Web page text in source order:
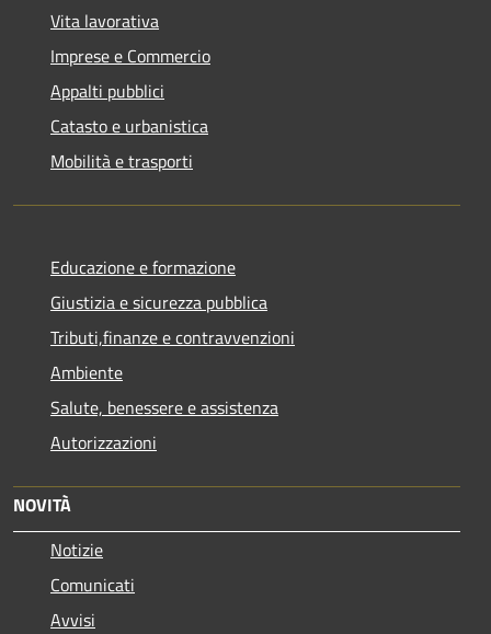
Vita lavorativa
Imprese e Commercio
Appalti pubblici
Catasto e urbanistica
Mobilità e trasporti
Educazione e formazione
Giustizia e sicurezza pubblica
Tributi,finanze e contravvenzioni
Ambiente
Salute, benessere e assistenza
Autorizzazioni
NOVITÀ
Notizie
Comunicati
Avvisi